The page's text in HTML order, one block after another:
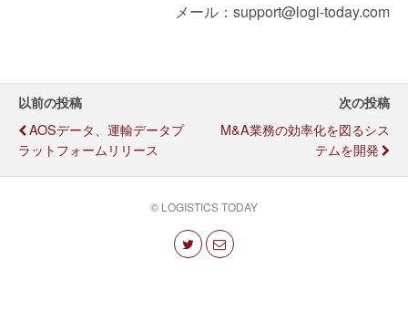
メール：support@logi-today.com
以前の投稿
AOSデータ、運輸データプ
ラットフォームリリース
次の投稿
M&A業務の効率化を図るシス
テムを開発
© LOGISTICS TODAY